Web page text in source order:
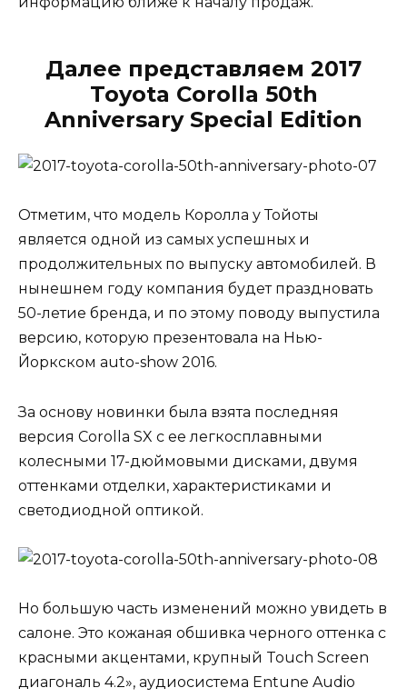
Далее представляем 2017
Toyota Corolla 50th
Anniversary Special Edition
Отметим, что модель Королла у Тойоты
является одной из самых успешных и
продолжительных по выпуску автомобилей. В
нынешнем году компания будет праздновать
50-летие бренда, и по этому поводу выпустила
версию, которую презентовала на Нью-
Йоркском auto-show 2016.
За основу новинки была взята последняя
версия Corolla SX с ее легкосплавными
колесными 17-дюймовыми дисками, двумя
оттенками отделки, характеристиками и
светодиодной оптикой.
Но большую часть изменений можно увидеть в
салоне. Это кожаная обшивка черного оттенка с
красными акцентами, крупный Touch Screen
диагональ 4.2», аудиосистема Entune Audio